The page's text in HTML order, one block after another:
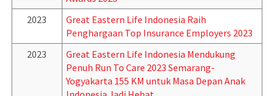
2023
Great Eastern Life Indonesia Raih
Penghargaan Top Insurance Employers 2023
2023
Great Eastern Life Indonesia Mendukung
Penuh Run To Care 2023 Semarang-
Yogyakarta 155 KM untuk Masa Depan Anak